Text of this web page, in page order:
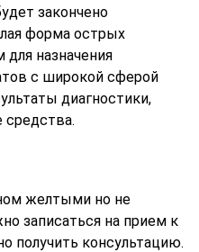
закончено
форма острых
для назначения
с широкой сферой
диагностики,
средства.
желтыми но не
записаться на прием к
получить консультацию.